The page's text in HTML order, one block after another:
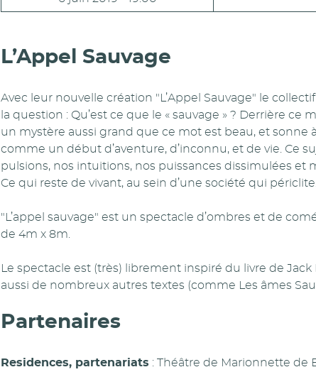
L’Appel Sauvage
Avec leur nouvelle création "L’Appel Sauvage" le
la question : Qu’est ce que le « sauvage » ? Derrière ce
un mystère aussi grand que ce mot est beau, et sonne
comme un début d’aventure, d’inconnu, et de vie. Ce
pulsions, nos intuitions, nos puissances dissimulées et
Ce qui reste de vivant, au sein d’une société qui
"L’appel sauvage" est un spectacle d’ombres et de
de 4m x 8m.
Le spectacle est (très) librement inspiré du livre de
aussi de nombreux autres textes (comme Les âmes
Partenaires
Residences, partenariats : Théâtre de Marionnette de